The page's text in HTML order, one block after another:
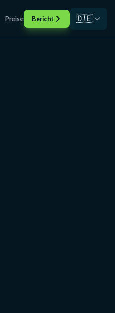
Preise Bericht 🇩🇪